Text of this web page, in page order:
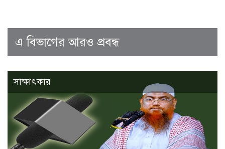
এ বিভাগের আরও প্রবন্ধ
সাক্ষাৎকার